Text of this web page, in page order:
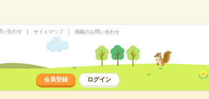
い合わせ サイトマップ 掲載のお問い合わせ
会員登録 ログイン